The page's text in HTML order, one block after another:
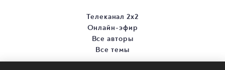
Телеканал 2х2
Онлайн-эфир
Все авторы
Все темы